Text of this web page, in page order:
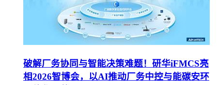
破解厂务协同与智能决策难题！研华iFMCS亮
相2026智博会，以AI推动厂务中控与能碳安环